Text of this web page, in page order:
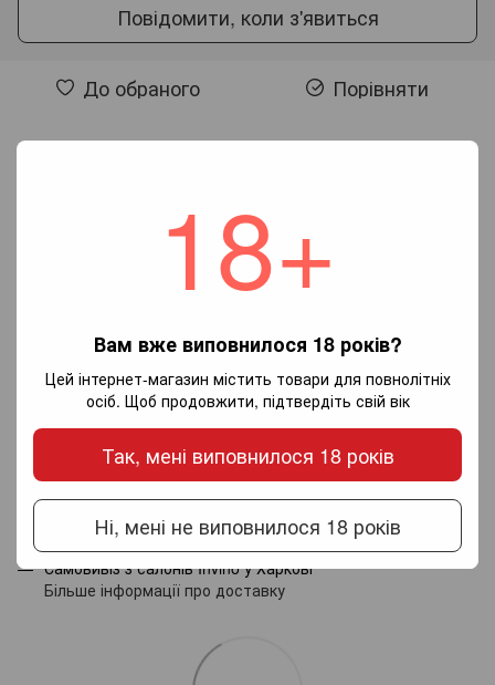
18+
Вам вже виповнилося 18 років?
Цей інтернет-магазин містить товари для повнолітніх
осіб. Щоб продовжити, підтвердіть свій вік
Так, мені виповнилося 18 років
Ні, мені не виповнилося 18 років
Повідомити, коли з'явиться
До обраного Порівняти
Написати відгук
Доставка Оплата Гарантія
Новою поштою по Україні - за тарифами перевізника.
Самовивіз з салонів Invino у Харкові
Більше інформації про доставку